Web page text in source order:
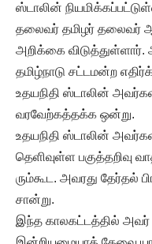
ஸ்டாலின்
தலைவர் தமிழர் தலைவர்
அறிக்கை விடுத்துள்ளார்.
தமிழ்நாடு சட்டமன்ற
உதயநிதி ஸ்டாலின்
வரவேற்கத்தக்க ஒன்று.
உதயநிதி ஸ்டாலின்
தெளிவுள்ள பகுத்தறிவு
ரும்கூட. அவரது தேர்தல்
சான்று.
இந்த காலகட்டத்தில் அவர்